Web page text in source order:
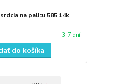
na palicu 585 14k
3-7 dní
do košíka